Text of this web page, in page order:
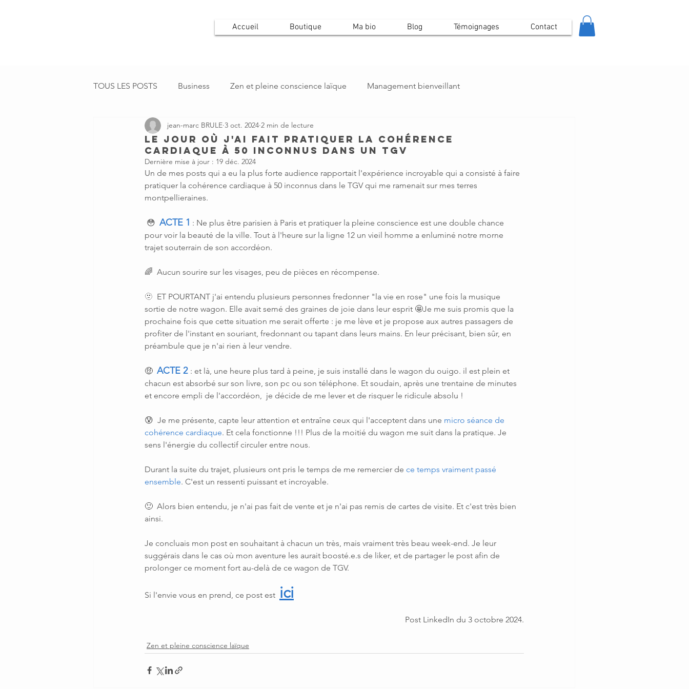
Accueil Boutique Ma bio Blog Témoignages Contact
TOUS LES POSTS Business Zen et pleine conscience laïque Management bienveillant
LE JOUR OÙ J'AI FAIT PRATIQUER LA COHéRENCE
CARDIAQUE À 50 INCONNUS DANS UN TGV
jean-marc BRULE 3 oct. 2024 2 min de lecture
Dernière mise à jour : 19 déc. 2024
Un de mes posts qui a eu la plus forte audience rapportait l'expérience incroyable qui a consisté à faire
pratiquer la cohérence cardiaque à 50 inconnus dans le TGV qui me ramenait sur mes terres
montpellieraines.
😳 ACTE 1 : Ne plus être parisien à Paris et pratiquer la pleine conscience est une double chance
pour voir la beauté de la ville. Tout à l'heure sur la ligne 12 un vieil homme a enluminé notre morne
trajet souterrain de son accordéon.
🌈  Aucun sourire sur les visages, peu de pièces en récompense.
🫥  ET POURTANT j'ai entendu plusieurs personnes fredonner "la vie en rose" une fois la musique
sortie de notre wagon. Elle avait semé des graines de joie dans leur esprit 🤩Je me suis promis que la
prochaine fois que cette situation me serait offerte : je me lève et je propose aux autres passagers de
profiter de l'instant en souriant, fredonnant ou tapant dans leurs mains. En leur précisant, bien sûr, en
préambule que je n'ai rien à leur vendre.
🤑 ACTE 2 : et là, une heure plus tard à peine, je suis installé dans le wagon du ouigo. il est plein et
chacun est absorbé sur son livre, son pc ou son téléphone. Et soudain, après une trentaine de minutes
et encore empli de l'accordéon,  je décide de me lever et de risquer le ridicule absolu !
😰  Je me présente, capte leur attention et entraîne ceux qui l'acceptent dans une micro séance de
cohérence cardiaque. Et cela fonctionne !!! Plus de la moitié du wagon me suit dans la pratique. Je
sens l'énergie du collectif circuler entre nous.
Durant la suite du trajet, plusieurs ont pris le temps de me remercier de ce temps vraiment passé
ensemble. C'est un ressenti puissant et incroyable.
🙂  Alors bien entendu, je n'ai pas fait de vente et je n'ai pas remis de cartes de visite. Et c'est très bien
ainsi.
Je concluais mon post en souhaitant à chacun un très, mais vraiment très beau week-end. Je leur
suggérais dans le cas où mon aventure les aurait boosté.e.s de liker, et de partager le post afin de
prolonger ce moment fort au-delà de ce wagon de TGV.
Si l'envie vous en prend, ce post est ici
Post LinkedIn du 3 octobre 2024.
Zen et pleine conscience laïque